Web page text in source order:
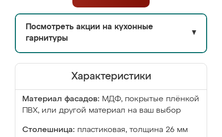
Посмотреть акции на кухонные
гарнитуры
▼
Характеристики
Материал фасадов: МДФ, покрытые плёнкой
ПВХ, или другой материал на ваш выбор
Столешница: пластиковая, толщина 26 мм